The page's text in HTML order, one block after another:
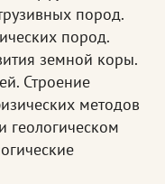
пород.
пород.
земной коры.
Строение
методов
геологическом